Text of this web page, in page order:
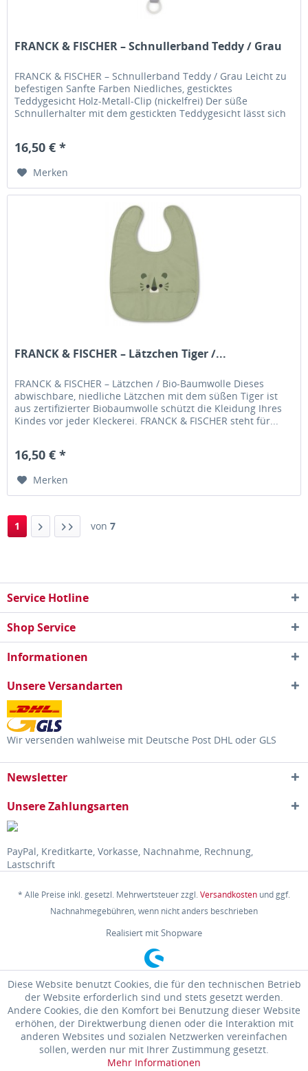
FRANCK & FISCHER – Schnullerband Teddy / Grau
FRANCK & FISCHER – Schnullerband Teddy / Grau Leicht zu
befestigen Sanfte Farben Niedliches, gesticktes
Teddygesicht Holz-Metall-Clip (nickelfrei) Der süße
Schnullerhalter mit dem gestickten Teddygesicht lässt sich
16,50 € *
Merken
FRANCK & FISCHER – Lätzchen Tiger /...
FRANCK & FISCHER – Lätzchen / Bio-Baumwolle Dieses
abwischbare, niedliche Lätzchen mit dem süßen Tiger ist
aus zertifizierter Biobaumwolle schützt die Kleidung Ihres
Kindes vor jeder Kleckerei. FRANCK & FISCHER steht für...
16,50 € *
Merken
1 von 7
Service Hotline
Shop Service
Informationen
Unsere Versandarten
Wir versenden wahlweise mit Deutsche Post DHL oder GLS
Newsletter
Unsere Zahlungsarten
PayPal, Kreditkarte, Vorkasse, Nachnahme, Rechnung,
Lastschrift
* Alle Preise inkl. gesetzl. Mehrwertsteuer zzgl.Versandkosten und ggf.
Nachnahmegebühren, wenn nicht anders beschrieben
Realisiert mit Shopware
Diese Website benutzt Cookies, die für den technischen Betrieb
der Website erforderlich sind und stets gesetzt werden.
Andere Cookies, die den Komfort bei Benutzung dieser Website
erhöhen, der Direktwerbung dienen oder die Interaktion mit
anderen Websites und sozialen Netzwerken vereinfachen
sollen, werden nur mit Ihrer Zustimmung gesetzt.
Mehr Informationen